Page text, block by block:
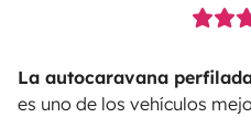
La autocaravana
es uno de los vehículos